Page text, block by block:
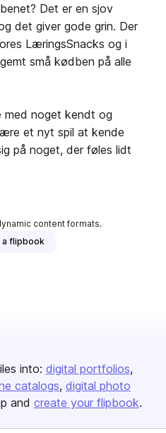
Det er en sjov
det giver gode grin. Der
LæringsSnacks og i
små kødben på alle
med noget kendt og
et nyt spil at kende
på noget, der føles lidt
content formats.
a flipbook
into: digital portfolios
catalogs digital photo
and create your flipbook.